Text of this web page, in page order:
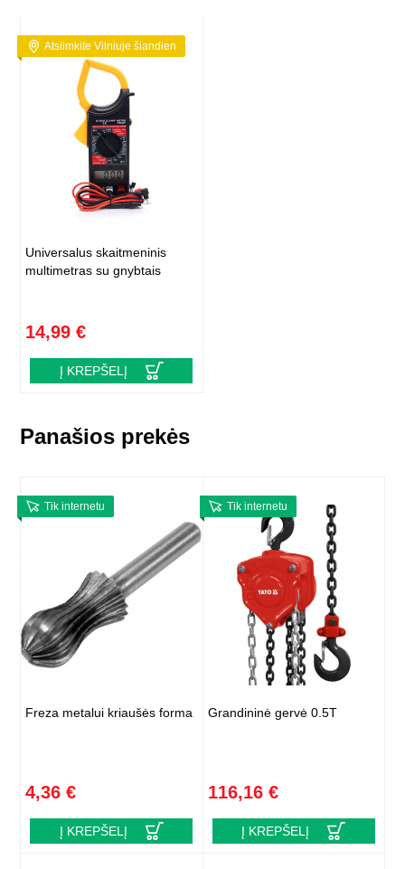
Atsiimkite Vilniuje šiandien
Universalus skaitmeninis
multimetras su gnybtais
14,99 €
Į KREPŠELĮ
Panašios prekės
Tik internetu
Freza metalui kriaušės forma
4,36 €
Į KREPŠELĮ
Tik internetu
Grandininė gervė 0.5T
116,16 €
Į KREPŠELĮ